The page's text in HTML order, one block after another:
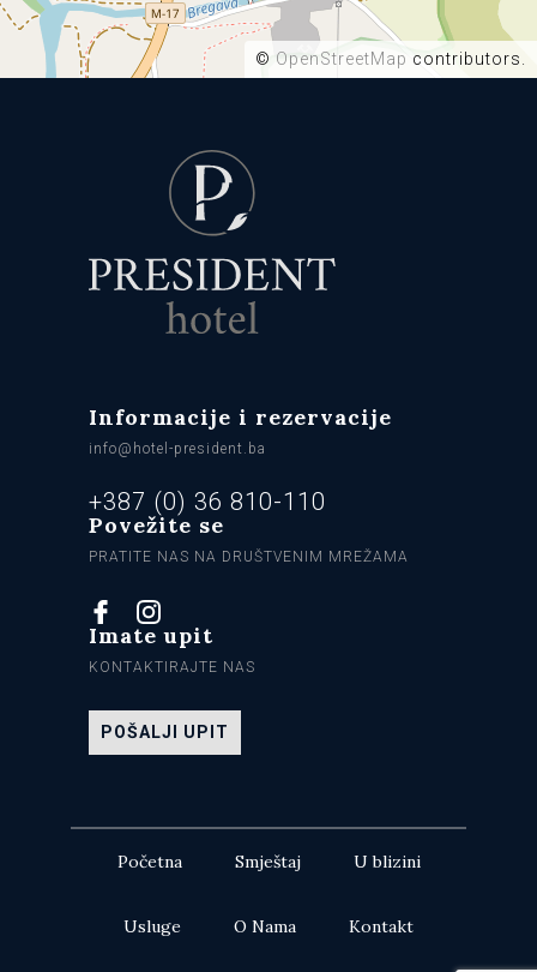
© OpenStreetMap contributors.
Informacije i rezervacije
info@hotel-president.ba
+387 (0) 36 810-110
Povežite se
PRATITE NAS NA DRUŠTVENIM MREŽAMA
Imate upit
KONTAKTIRAJTE NAS
POŠALJI UPIT
Početna Smještaj U blizini
Usluge O Nama Kontakt